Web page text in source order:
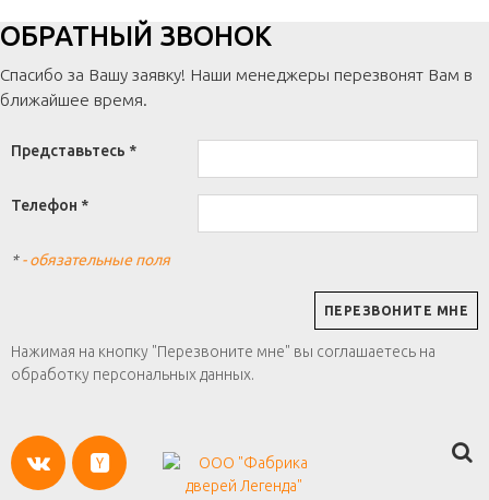
ОБРАТНЫЙ ЗВОНОК
Спасибо за Вашу заявку! Наши менеджеры перезвонят Вам в
ближайшее время.
Представьтесь *
Телефон *
*- обязательные поля
Нажимая на кнопку "Перезвоните мне" вы соглашаетесь на
обработку персональных данных.